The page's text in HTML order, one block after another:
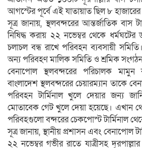
আগস্টের পূর্বে এই যাতায়াত ছিল ৮
সূত্র জানায়, স্থলবন্দরের আন্তর্জাতিক বাস
নিষিদ্ধ করায় ২২ নভেম্বর থেকে ধর্মঘটের
চলাচল বন্ধ রাখে পরিবহন ব্যবসায়ী
অন্য পরিবহণ মালিক সমিতি ও শ্রমিক
বেনাপোল স্থলবন্দরের পরিচালক
বাংলাদেশ স্থলবন্দরের চেয়ারম্যান তাকে
পরিবহন টার্মিনাল খুলে দেয়ার জন্য
মোতাবেক গেট খুলে দেয়া হয়েছে। এখান
পরিবহগুলো বন্দরের চেকপোস্ট টার্মিনাল
সূত্র জানায়, স্থানীয় প্রশাসন এবং বেনাপোল
২২ নভেম্বর গভীর রাতে যাত্রীসহ